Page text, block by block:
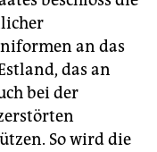
an das
das an
bei der
So wird die